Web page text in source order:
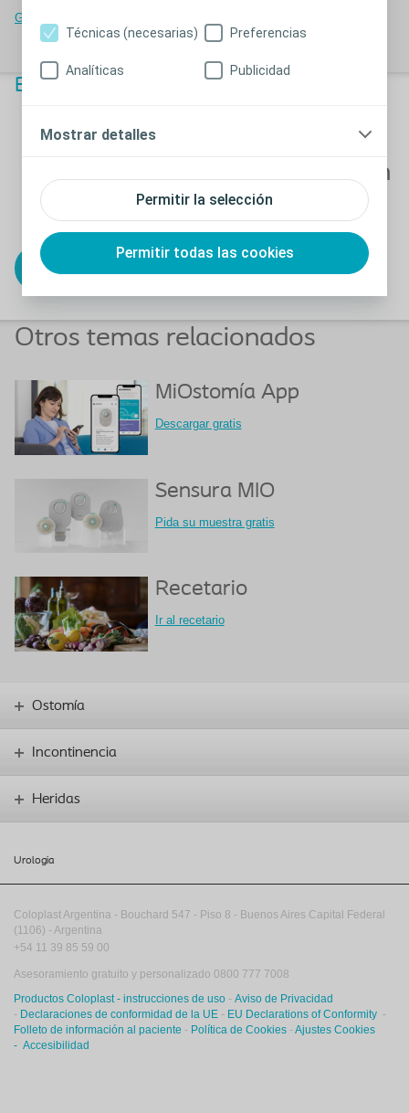
Permitir la selección
Permitir todas las cookies
Técnicas (necesarias) Preferencias
Analíticas Publicidad
Mostrar detalles
Guía de usuarios
profesionales de la salud
Bodycheck
¡Probá Bodycheck
ahora!
autoevaluación
respondes 8 preguntas sobre tu
perfil corporal para saber si el
producto que estás utilizando
Otros temas relacionados
MiOstomía App
Descargar gratis
Sensura MIO
Pida su muestra gratis
Recetario
Ir al recetario
Ostomía
Incontinencia
Heridas
Urologia
Coloplast Argentina - Bouchard 547 - Piso 8 - Buenos Aires Capital Federal
(1106) - Argentina
+54 11 39 85 59 00
Asesoramiento gratuito y personalizado 0800 777 7008
Productos Coloplast - instrucciones de uso - Aviso de Privacidad
- Declaraciones de conformidad de la UE - EU Declarations of Conformity -
Folleto de información al paciente - Política de Cookies - Ajustes Cookies
- Accesibilidad